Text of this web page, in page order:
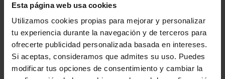
Esta página web usa cookies
Utilizamos cookies propias para mejorar y personalizar
tu experiencia durante la navegación y de terceros para
ofrecerte publicidad personalizada basada en intereses.
Si aceptas, consideramos que admites su uso. Puedes
modificar tus opciones de consentimiento y cambiar la